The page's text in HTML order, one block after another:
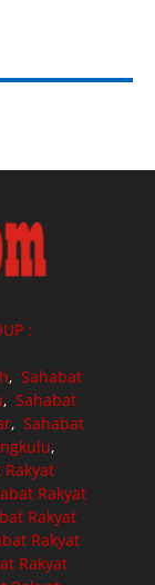
:
, Sahabat
, Sahabat
,Sahabat
,
Rakyat
Rakyat
Rakyat
Rakyat
Rakyat